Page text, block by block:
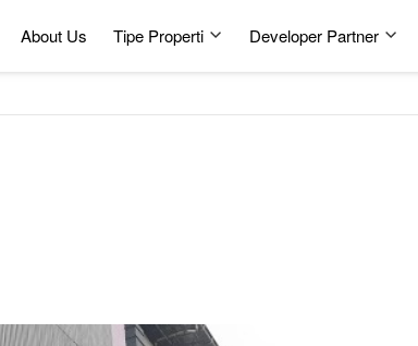
About Us Tipe Properti Developer Partner